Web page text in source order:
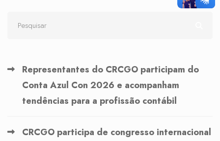
Representantes do CRCGO participam do
Conta Azul Con 2026 e acompanham
tendências para a profissão contábil
CRCGO participa de congresso internacional